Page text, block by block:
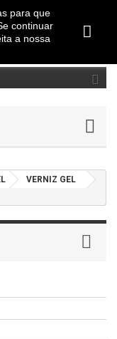
VERNIZ GEL
para que
continuar
a nossa